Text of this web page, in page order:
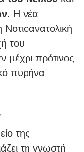
. Η νέα
του
μέχρι πρότινος
πυρήνα
της
τη γνωστή